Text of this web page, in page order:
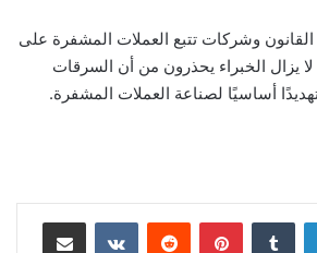
القانون وشركات تتبع العملات المشفرة على
يزال الخبراء يحذرون من أن السرقات
أساسيًا لصناعة العملات المشفرة.
لينكدإن بينتيريست مشاركة عبر البريد